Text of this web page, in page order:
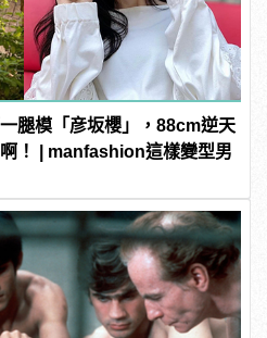
腿模「彦坂櫻」，88cm逆天
！ | manfashion這樣變型男